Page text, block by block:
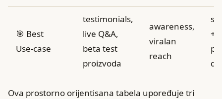
🎯 Best
Use‑case
testimonials,
live Q&A,
beta test
proizvoda
awareness,
viralan
reach
+
Ova prostorno orijentisana tabela upoređuje tri